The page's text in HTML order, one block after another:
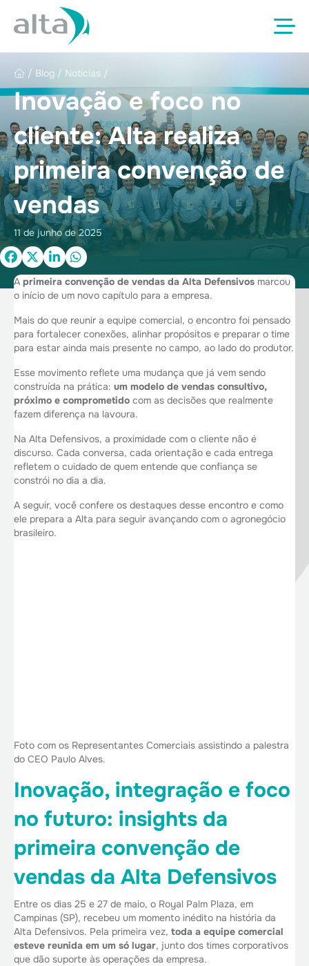
/ Blog / Notícias /
Inovação e foco no
cliente: Alta realiza
primeira convenção de
vendas
11 de junho de 2025
A primeira convenção de vendas da Alta Defensivos marcou
o início de um novo capítulo para a empresa.
Mais do que reunir a equipe comercial, o encontro foi pensado
para fortalecer conexões, alinhar propósitos e preparar o time
para estar ainda mais presente no campo, ao lado do produtor.
Esse movimento reflete uma mudança que já vem sendo
construída na prática: um modelo de vendas consultivo,
próximo e comprometido com as decisões que realmente
fazem diferença na lavoura.
Na Alta Defensivos, a proximidade com o cliente não é
discurso. Cada conversa, cada orientação e cada entrega
refletem o cuidado de quem entende que confiança se
constrói no dia a dia.
A seguir, você confere os destaques desse encontro e como
ele prepara a Alta para seguir avançando com o agronegócio
brasileiro.
Foto com os Representantes Comerciais assistindo a palestra
do CEO Paulo Alves.
Inovação, integração e foco
no futuro: insights da
primeira convenção de
vendas da Alta Defensivos
Entre os dias 25 e 27 de maio, o Royal Palm Plaza, em
Campinas (SP), recebeu um momento inédito na história da
Alta Defensivos. Pela primeira vez, toda a equipe comercial
esteve reunida em um só lugar, junto dos times corporativos
que dão suporte às operações da empresa.